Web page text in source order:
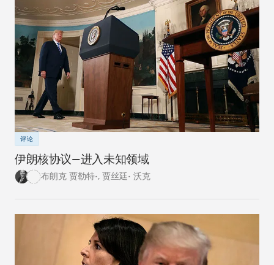
评论
伊朗核协议—进入未知领域
布朗克 贾勒特•, 贾丝廷• 沃克